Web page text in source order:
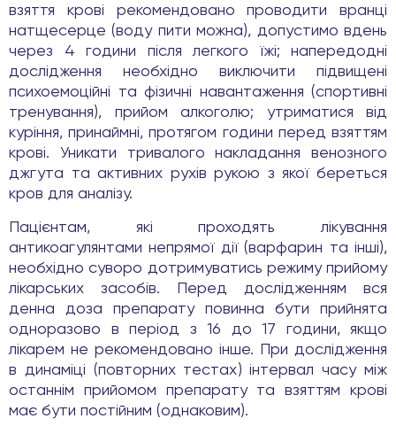
взяття крові рекомендовано проводити вранці
натщесерце (воду пити можна), допустимо вдень
через 4 години після легкого їжі; напередодні
дослідження необхідно виключити підвищені
психоемоційні та фізичні навантаження (спортивні
тренування), прийом алкоголю; утриматися від
куріння, принаймні, протягом години перед взяттям
крові. Уникати тривалого накладання венозного
джгута та активних рухів рукою з якої береться
кров для аналізу.
Пацієнтам, які проходять лікування
антикоагулянтами непрямої дії (варфарин та інші),
необхідно суворо дотримуватись режиму прийому
лікарських засобів. Перед дослідженням вся
денна доза препарату повинна бути прийнята
одноразово в період з 16 до 17 години, якщо
лікарем не рекомендовано інше. При дослідження
в динаміці (повторних тестах) інтервал часу між
останнім прийомом препарату та взяттям крові
має бути постійним (однаковим).